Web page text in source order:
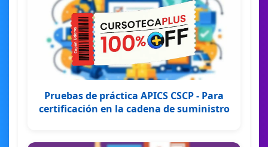
Pruebas de práctica APICS CSCP - Para
certificación en la cadena de suministro